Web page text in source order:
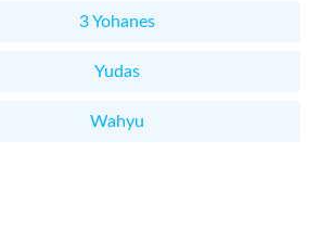
3 Yohanes
Yudas
Wahyu